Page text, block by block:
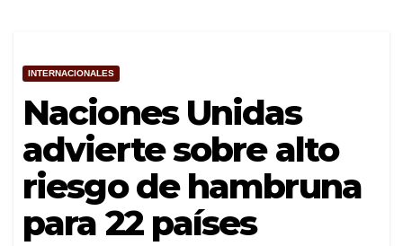
INTERNACIONALES
Naciones Unidas
advierte sobre alto
riesgo de hambruna
para 22 países